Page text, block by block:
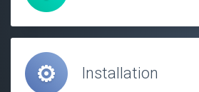
Installation